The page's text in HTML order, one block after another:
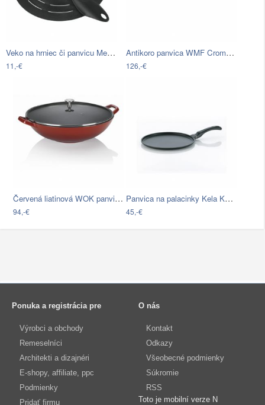
Veko na hrniec či panvicu Metaltex, ø…
11,-€
Antikoro panvica WMF Cromargan® Gourmet…
126,-€
Červená liatinová WOK panvica Kela…
94,-€
Panvica na palacinky Kela Kerros, ø 28…
45,-€
Ponuka a registrácia pre
Výrobci a obchody
Remeselníci
Architekti a dizajnéri
E-shopy, affiliate, ppc
Podmienky
Pridať firmu
O nás
Kontakt
Odkazy
Všeobecné podmienky
Súkromie
RSS
Toto je mobilní verze N